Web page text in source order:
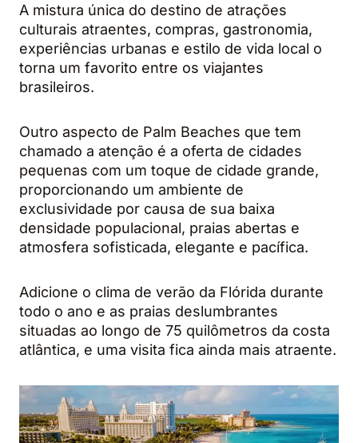
A mistura única do destino de atrações
culturais atraentes, compras, gastronomia,
experiências urbanas e estilo de vida local o
torna um favorito entre os viajantes
brasileiros.
Outro aspecto de Palm Beaches que tem
chamado a atenção é a oferta de cidades
pequenas com um toque de cidade grande,
proporcionando um ambiente de
exclusividade por causa de sua baixa
densidade populacional, praias abertas e
atmosfera sofisticada, elegante e pacífica.
Adicione o clima de verão da Flórida durante
todo o ano e as praias deslumbrantes
situadas ao longo de 75 quilômetros da costa
atlântica, e uma visita fica ainda mais atraente.